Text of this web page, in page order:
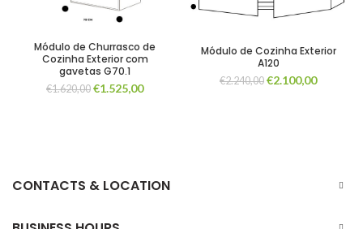
Módulo de Churrasco de
Cozinha Exterior com
gavetas G70.1
€1.620,00 O
€1.525,00O
Módulo de Cozinha Exterior
A120
€2.240,00 O
€2.100,00O
CONTACTS & LOCATION